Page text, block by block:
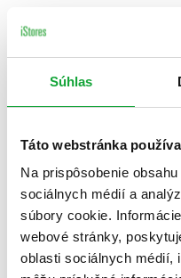
Súhlas
Táto webstránka
Na prispôsobenie
sociálnych médií a
súbory cookie.
webové stránky,
oblasti sociálnych médií,